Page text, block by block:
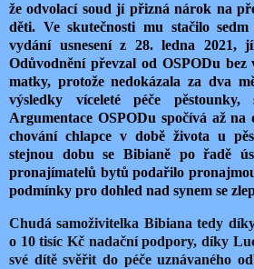
že odvolací soud jí přizná nárok na
děti. Ve skutečnosti mu stačilo
vydání usnesení z 28. ledna 2021,
Odůvodnění převzal od OSPODu
matky, protože nedokázala za dva
výsledky víceleté péče pěstounky,
Argumentace OSPODu spočívá až na
chování chlapce v době života u
stejnou dobu se Bibianě po řadě
pronajímatelů bytů podařilo
podmínky pro dohled nad synem se
Chudá samoživitelka Bibiana tedy
o 10 tisíc Kč nadační podpory, díky
své dítě svěřit do péče uznávaného